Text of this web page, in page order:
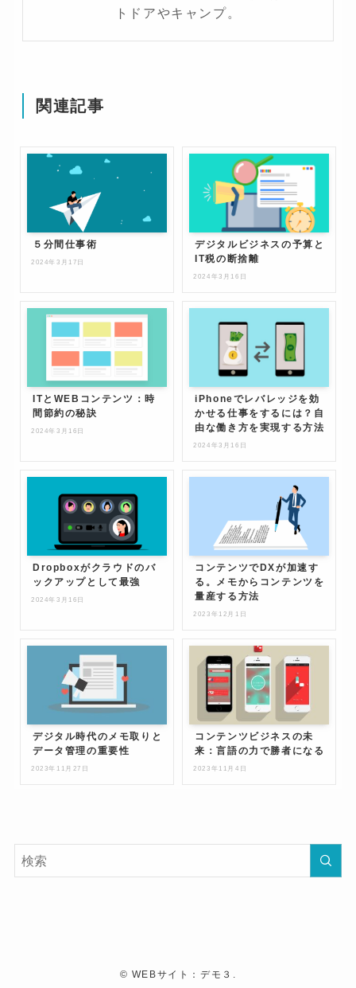
トドアやキャンプ。
関連記事
５分間仕事術
2024年3月17日
デジタルビジネスの予算と
IT税の断捨離
2024年3月16日
ITとWEBコンテンツ：時
間節約の秘訣
2024年3月16日
iPhoneでレバレッジを効
かせる仕事をするには？自
由な働き方を実現する方法
2024年3月16日
Dropboxがクラウドのバ
ックアップとして最強
2024年3月16日
コンテンツでDXが加速す
る。メモからコンテンツを
量産する方法
2023年12月1日
デジタル時代のメモ取りと
データ管理の重要性
2023年11月27日
コンテンツビジネスの未
来：言語の力で勝者になる
2023年11月4日
© WEBサイト：デモ３.